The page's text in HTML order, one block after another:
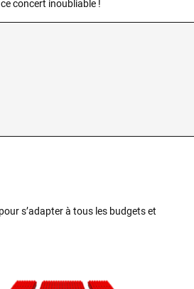
concert inoubliable !
s’adapter à tous les budgets et